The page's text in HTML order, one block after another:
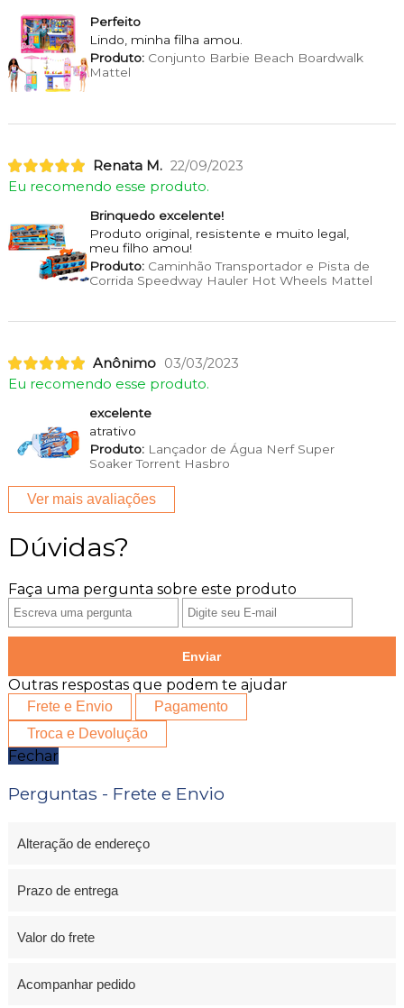
Perfeito
Lindo, minha filha amou.
Produto:Conjunto Barbie Beach Boardwalk
Mattel
Renata M. 22/09/2023
Eu recomendo esse produto.
Brinquedo excelente!
Produto original, resistente e muito legal,
meu filho amou!
Produto:Caminhão Transportador e Pista de
Corrida Speedway Hauler Hot Wheels Mattel
Anônimo 03/03/2023
Eu recomendo esse produto.
excelente
atrativo
Produto:Lançador de Água Nerf Super
Soaker Torrent Hasbro
Ver mais avaliações
Dúvidas?
Faça uma pergunta sobre este produto
Enviar
Outras respostas que podem te ajudar
Frete e Envio
Pagamento
Troca e Devolução
Fechar
Perguntas - Frete e Envio
Alteração de endereço
Prazo de entrega
Valor do frete
Acompanhar pedido